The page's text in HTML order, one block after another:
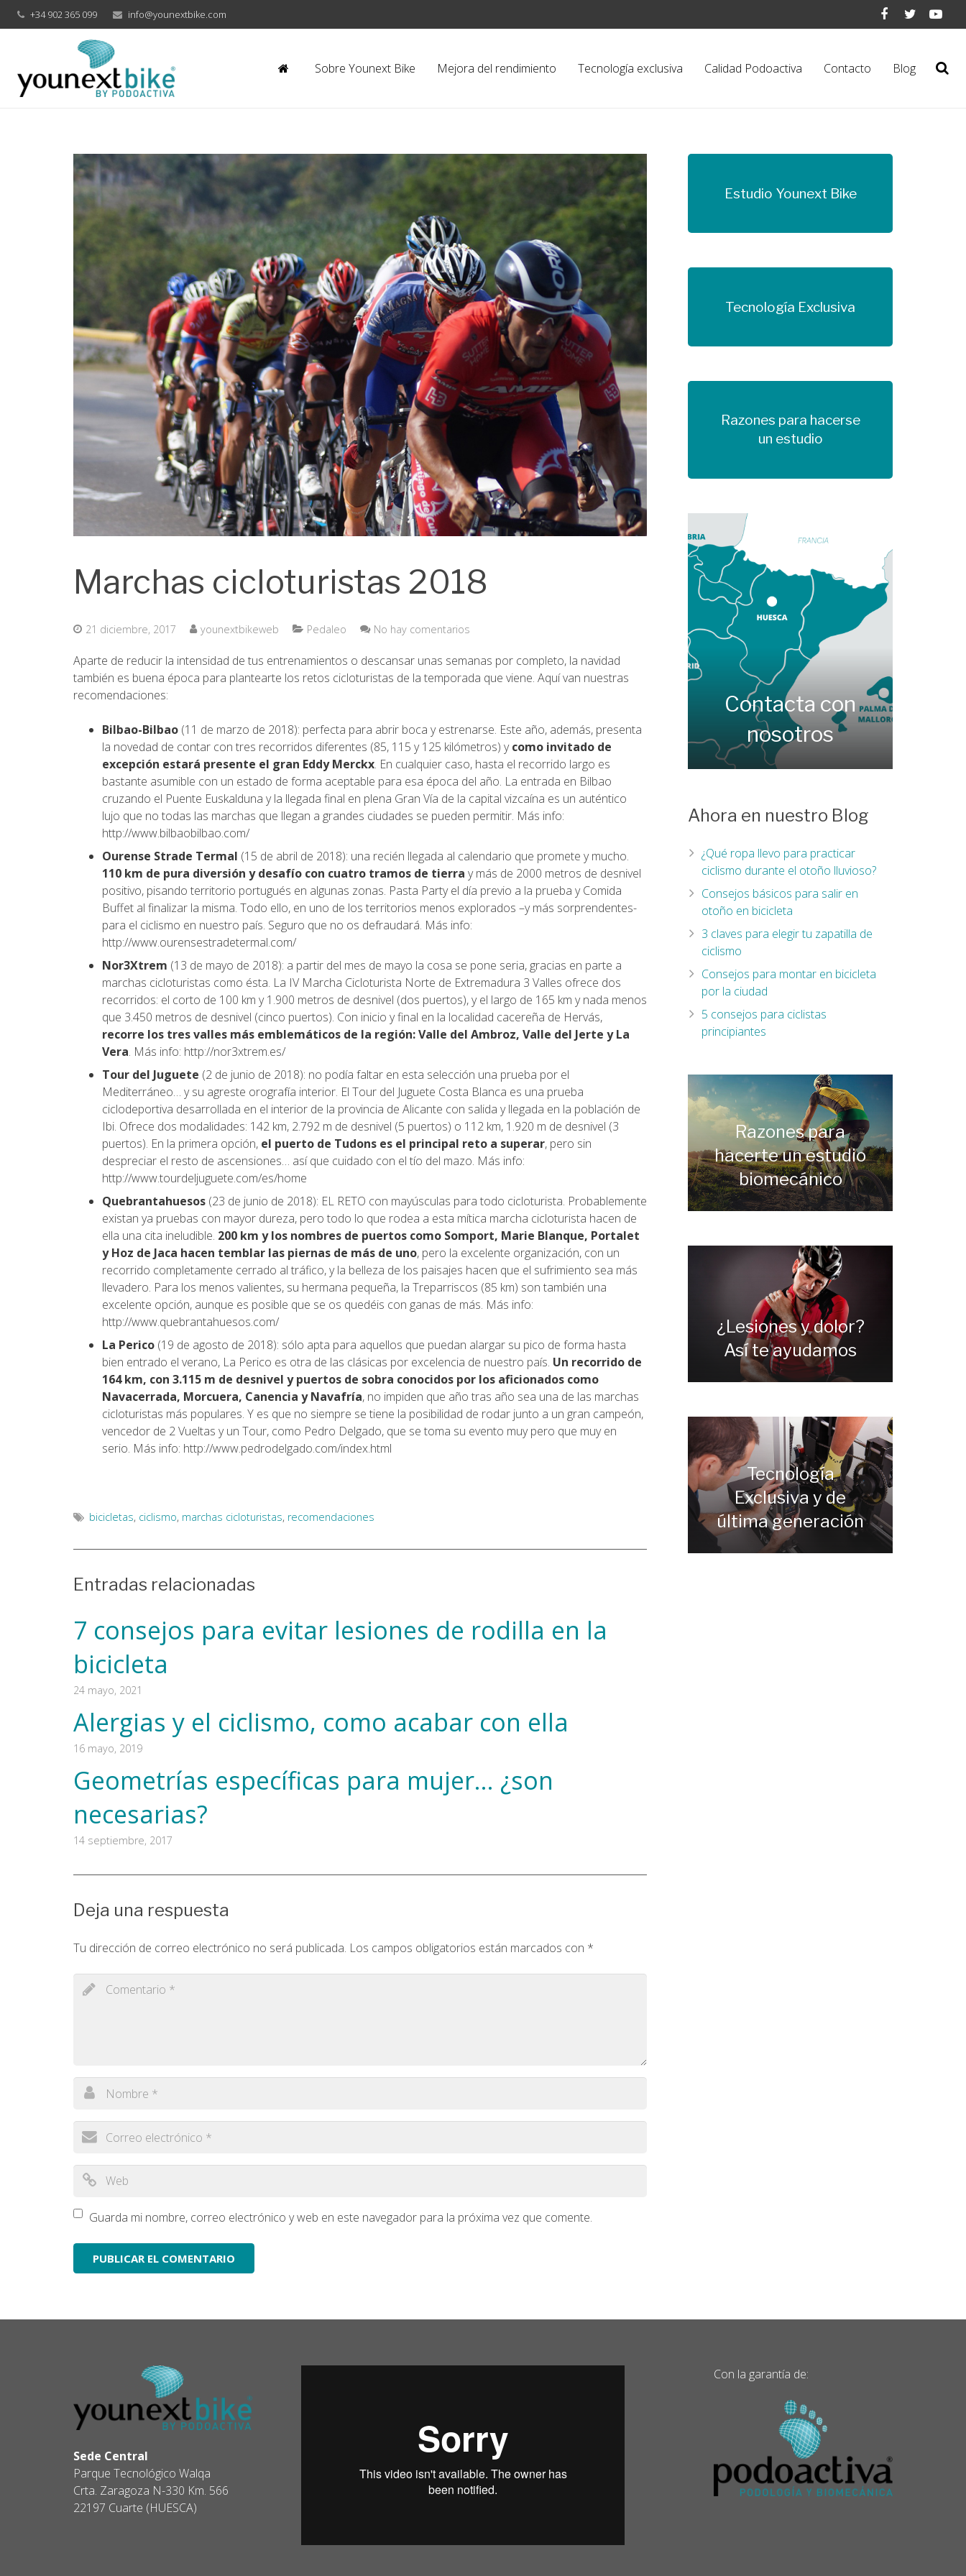
+34 902 365 099 info@younextbike.com
Sobre Younext Bike Mejora del rendimiento Tecnología exclusiva Calidad Podoactiva Contacto Blog
Marchas cicloturistas 2018
21 diciembre, 2017 younextbikeweb Pedaleo No hay comentarios
Aparte de reducir la intensidad de tus entrenamientos o descansar unas semanas por completo, la navidad
también es buena época para plantearte los retos cicloturistas de la temporada que viene. Aquí van nuestras
recomendaciones:
Bilbao-Bilbao (11 de marzo de 2018): perfecta para abrir boca y estrenarse. Este año, además, presenta
la novedad de contar con tres recorridos diferentes (85, 115 y 125 kilómetros) ycomo invitado de
excepción estará presente el gran Eddy Merckx. En cualquier caso, hasta el recorrido largo es
bastante asumible con un estado de forma aceptable para esa época del año. La entrada en Bilbao
cruzando el Puente Euskalduna y la llegada final en plena Gran Vía de la capital vizcaína es un auténtico
lujo que no todas las marchas que llegan a grandes ciudades se pueden permitir. Más info:
http://www.bilbaobilbao.com/
Ourense Strade Termal (15 de abril de 2018): una recién llegada al calendario que promete y mucho.
110 km de pura diversión y desafío con cuatro tramos de tierra y más de 2000 metros de desnivel
positivo, pisando territorio portugués en algunas zonas. Pasta Party el día previo a la prueba y Comida
Buffet al finalizar la misma. Todo ello, en uno de los territorios menos explorados –y más sorprendentes-
para el ciclismo en nuestro país. Seguro que no os defraudará. Más info:
http://www.ourensestradetermal.com/
Nor3Xtrem (13 de mayo de 2018): a partir del mes de mayo la cosa se pone seria, gracias en parte a
marchas cicloturistas como ésta. La IV Marcha Cicloturista Norte de Extremadura 3 Valles ofrece dos
recorridos: el corto de 100 km y 1.900 metros de desnivel (dos puertos), y el largo de 165 km y nada menos
que 3.450 metros de desnivel (cinco puertos). Con inicio y final en la localidad cacereña de Hervás,
recorre los tres valles más emblemáticos de la región: Valle del Ambroz, Valle del Jerte y La
Vera. Más info: http://nor3xtrem.es/
Tour del Juguete (2 de junio de 2018): no podía faltar en esta selección una prueba por el
Mediterráneo… y su agreste orografía interior. El Tour del Juguete Costa Blanca es una prueba
ciclodeportiva desarrollada en el interior de la provincia de Alicante con salida y llegada en la población de
Ibi. Ofrece dos modalidades: 142 km, 2.792 m de desnivel (5 puertos) o 112 km, 1.920 m de desnivel (3
puertos). En la primera opción, el puerto de Tudons es el principal reto a superar, pero sin
despreciar el resto de ascensiones… así que cuidado con el tío del mazo. Más info:
http://www.tourdeljuguete.com/es/home
Quebrantahuesos (23 de junio de 2018): EL RETO con mayúsculas para todo cicloturista. Probablemente
existan ya pruebas con mayor dureza, pero todo lo que rodea a esta mítica marcha cicloturista hacen de
ella una cita ineludible. 200 km y los nombres de puertos como Somport, Marie Blanque, Portalet
y Hoz de Jaca hacen temblar las piernas de más de uno, pero la excelente organización, con un
recorrido completamente cerrado al tráfico, y la belleza de los paisajes hacen que el sufrimiento sea más
llevadero. Para los menos valientes, su hermana pequeña, la Treparriscos (85 km) son también una
excelente opción, aunque es posible que se os quedéis con ganas de más. Más info:
http://www.quebrantahuesos.com/
La Perico (19 de agosto de 2018): sólo apta para aquellos que puedan alargar su pico de forma hasta
bien entrado el verano, La Perico es otra de las clásicas por excelencia de nuestro país. Un recorrido de
164 km, con 3.115 m de desnivel y puertos de sobra conocidos por los aficionados como
Navacerrada, Morcuera, Canencia y Navafría, no impiden que año tras año sea una de las marchas
cicloturistas más populares. Y es que no siempre se tiene la posibilidad de rodar junto a un gran campeón,
vencedor de 2 Vueltas y un Tour, como Pedro Delgado, que se toma su evento muy pero que muy en
serio. Más info: http://www.pedrodelgado.com/index.html
bicicletas, ciclismo, marchas cicloturistas, recomendaciones
Entradas relacionadas
7 consejos para evitar lesiones de rodilla en la
bicicleta
24 mayo, 2021
Alergias y el ciclismo, como acabar con ella
16 mayo, 2019
Geometrías específicas para mujer… ¿son
necesarias?
14 septiembre, 2017
Deja una respuesta
Tu dirección de correo electrónico no será publicada. Los campos obligatorios están marcados con *
Guarda mi nombre, correo electrónico y web en este navegador para la próxima vez que comente.
Estudio Younext Bike
Más información
Tecnología Exclusiva
Más información
Razones para hacerse
un estudio
Más información
Contacta con
nosotros
Ahora en nuestro Blog
¿Qué ropa llevo para practicar
ciclismo durante el otoño lluvioso?
Consejos básicos para salir en
otoño en bicicleta
3 claves para elegir tu zapatilla de
ciclismo
Consejos para montar en bicicleta
por la ciudad
5 consejos para ciclistas
principiantes
Razones para
hacerte un estudio
biomecánico
¿Lesiones y dolor?
Así te ayudamos
Tecnología
Exclusiva y de
última generación
Sede Central
Parque Tecnológico Walqa
Crta. Zaragoza N-330 Km. 566
22197 Cuarte (HUESCA)
Con la garantía de: